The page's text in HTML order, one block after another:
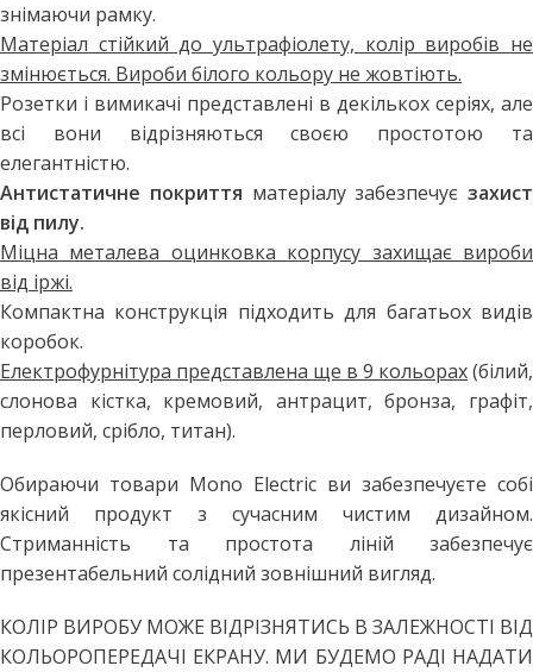
знімаючи рамку.
Матеріал стійкий до ультрафіолету, колір виробів не
змінюється. Вироби білого кольору не жовтіють.
Розетки і вимикачі представлені в декількох серіях, але
всі вони відрізняються своєю простотою та
елегантністю.
Антистатичне покриття матеріалу забезпечує захист
від пилу.
Міцна металева оцинковка корпусу захищає вироби
від іржі.
Компактна конструкція підходить для багатьох видів
коробок.
Електрофурнітура представлена ще в 9 кольорах(білий,
слонова кістка, кремовий, антрацит, бронза, графіт,
перловий, срібло, титан).
Обираючи товари Mono Electric ви забезпечуєте собі
якісний продукт з сучасним чистим дизайном.
Стриманність та простота ліній забезпечує
презентабельний солідний зовнішний вигляд.
КОЛІР ВИРОБУ МОЖЕ ВІДРІЗНЯТИСЬ В ЗАЛЕЖНОСТІ ВІД
КОЛЬОРОПЕРЕДАЧІ ЕКРАНУ. МИ БУДЕМО РАДІ НАДАТИ